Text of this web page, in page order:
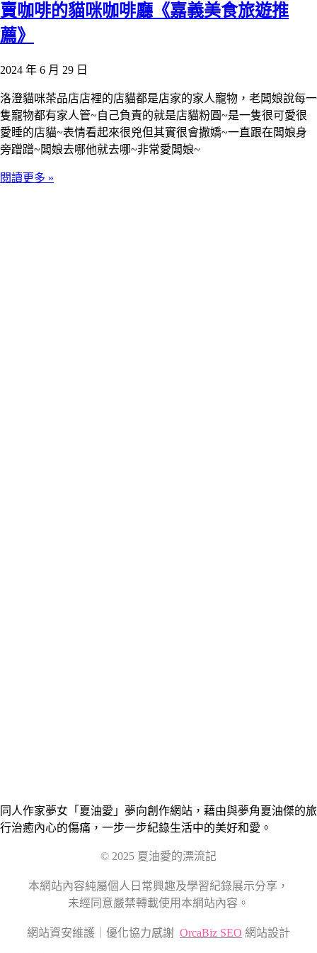
賣咖啡的貓咪咖啡廳《嘉義美食旅遊推
薦》
2024 年 6 月 29 日
洛澄貓咪茶品店店裡的店貓都是店家的家人寵物，老闆娘說每一
隻寵物都有家人管~自己負責的就是店貓粉圓~是一隻很可愛很
愛睡的店貓~表情看起來很兇但其實很會撒嬌~一直跟在闆娘身
旁蹭蹭~闆娘去哪他就去哪~非常愛闆娘~
閱讀更多 »
同人作家夢女「夏油愛」夢向創作網站，藉由與夢角夏油傑的旅
行治癒內心的傷痛，一步一步紀錄生活中的美好和愛。
© 2025 夏油愛的漂流記
本網站內容純屬個人日常興趣及學習紀錄展示分享，
未經同意嚴禁轉載使用本網站內容。
網站資安維護｜優化協力感謝 OrcaBiz SEO 網站設計